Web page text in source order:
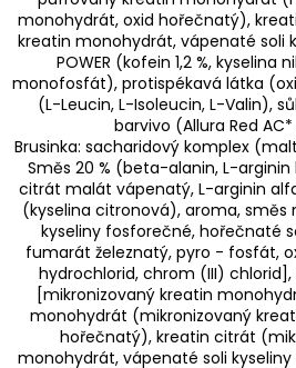
monohydrát, oxid hořečnatý),
kreatin monohydrát, vápenaté soli
POWER (kofein 1,2 %, kyselina
monofosfát), protispékavá látka
(L-Leucin, L-Isoleucin, L-Valin),
barvivo (Allura Red
Brusinka: sacharidový komplex
Směs 20 % (beta-alanin, L-
citrát malát vápenatý, L-arginin
(kyselina citronová), aroma, směs
kyseliny fosforečné, hořečnaté
fumarát železnatý, pyro - fosfát,
hydrochlorid, chrom (III) chlorid],
[mikronizovaný kreatin
monohydrát (mikronizovaný
hořečnatý), kreatin citrát
monohydrát, vápenaté soli kyseliny